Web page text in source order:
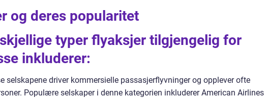
og deres popularitet
typer flyaksjer tilgjengelig for
inkluderer:
selskapene driver kommersielle passasjerflyvninger og opplever ofte
Populære selskaper i denne kategorien inkluderer American Airlines